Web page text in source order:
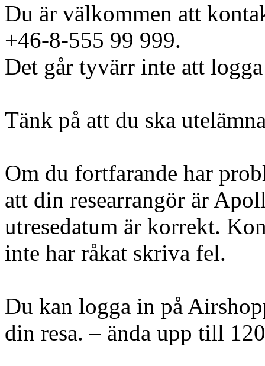
Du är välkommen att
+46-8-555 99 999.
Det går tyvärr inte att
Tänk på att du ska
Om du fortfarande har
att din researrangör är
utresedatum är korrekt.
inte har råkat skriva fel.
Du kan logga in på
din resa. – ända upp till